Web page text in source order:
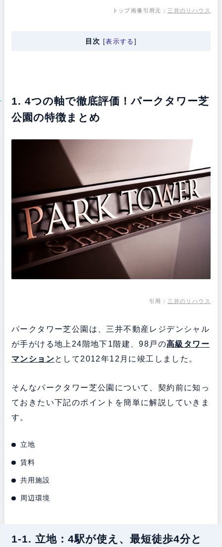
トップ画像引用元： 三井のリハウス
目次 [表示する
1. 4つの軸で徹底評価！パークタワー芝
公園の特徴まとめ
引用： 三井のリハウス
パークタワー芝公園は、三井不動産レジデンシャル
が手がける地上24階地下1階建、98戸の高級タワー
マンションとして2012年12月に竣工しました。
そんなパークタワー芝公園について、契約前に知っ
ておきたい下記のポイントを簡単に解説していきま
す。
立地
賃料
共用施設
周辺環境
1-1. 立地：4駅が使え、最短徒歩4分と